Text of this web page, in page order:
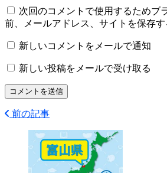
次回のコメントで使用するためブ
前、メールアドレス、サイトを保存す
新しいコメントをメールで通知
新しい投稿をメールで受け取る
前の記事